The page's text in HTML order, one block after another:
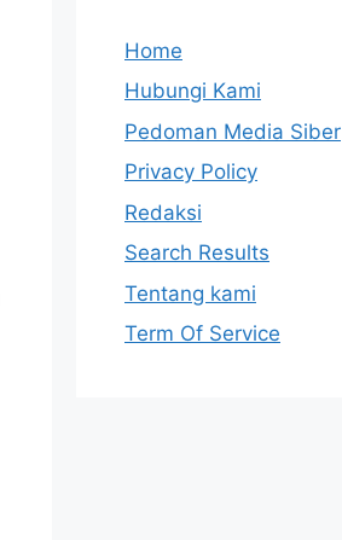
Home
Hubungi Kami
Pedoman Media Siber
Privacy Policy
Redaksi
Search Results
Tentang kami
Term Of Service